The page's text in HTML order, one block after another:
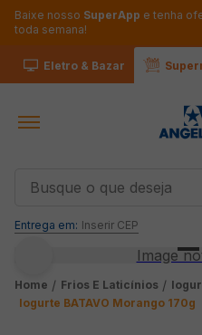
Baixe nosso SuperApp e tenha
toda semana!
Eletro & Bazar
Entrega em: Inserir CEP
Image
Frios E Laticínios
Iogurte BATAVO Morango 170g